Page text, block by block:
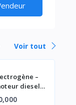
Voir tout
–
diesel